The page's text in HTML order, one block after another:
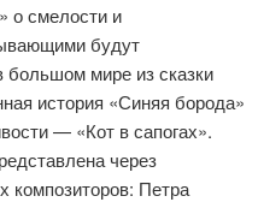
о смелости и
будут
большом мире из сказки
история «Синяя борода»
— «Кот в сапогах».
через
композиторов: Петра